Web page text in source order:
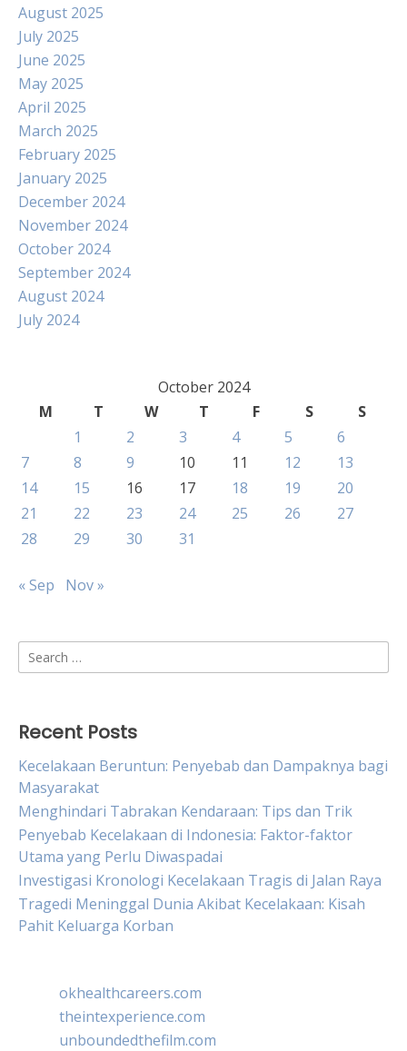
August 2025
July 2025
June 2025
May 2025
April 2025
March 2025
February 2025
January 2025
December 2024
November 2024
October 2024
September 2024
August 2024
July 2024
October 2024
M
T W T F S
S
1
2 3 4 5
6
7
8 9 10 11 12
13
14
15 16 17 18 19
20
21
22 23 24 25 26
27
28
29 30 31
« Sep Nov »
Search
for:
Recent Posts
Kecelakaan Beruntun: Penyebab dan Dampaknya bagi
Masyarakat
Menghindari Tabrakan Kendaraan: Tips dan Trik
Penyebab Kecelakaan di Indonesia: Faktor-faktor
Utama yang Perlu Diwaspadai
Investigasi Kronologi Kecelakaan Tragis di Jalan Raya
Tragedi Meninggal Dunia Akibat Kecelakaan: Kisah
Pahit Keluarga Korban
okhealthcareers.com
theintexperience.com
unboundedthefilm.com